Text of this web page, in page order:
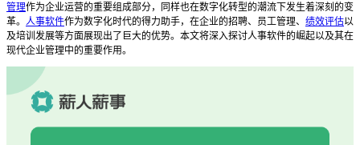
管理作为企业运营的重要组成部分，同样也在数字化转型的潮流下发生着深刻的变
革。 人事软件作为数字化时代的得力助手，在企业的招聘、员工管理、 绩效评估以
及培训发展等方面展现出了巨大的优势。本文将深入探讨人事软件的崛起以及其在
现代企业管理中的重要作用。